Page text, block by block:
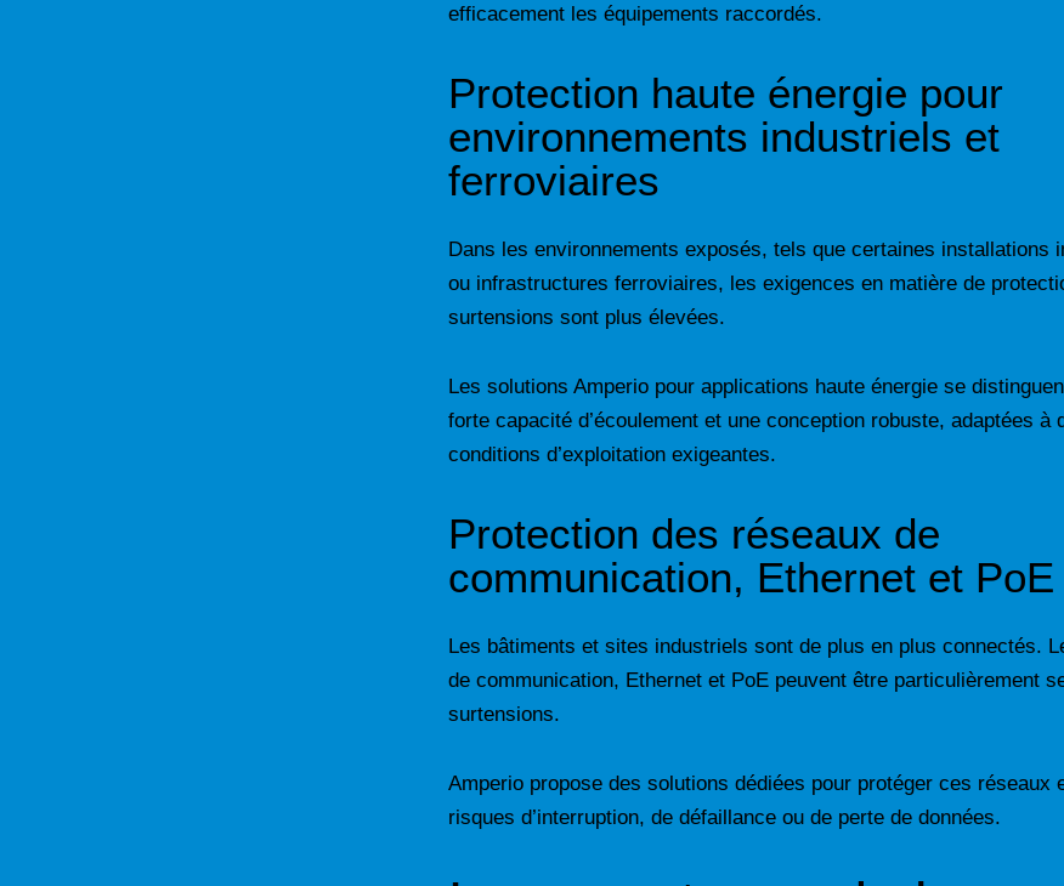
efficacement les équipements raccordés.
Protection haute énergie pour
environnements industriels et
ferroviaires
Dans les environnements exposés, tels que certaines installations
ou infrastructures ferroviaires, les exigences en matière de
surtensions sont plus élevées.
Les solutions Amperio pour applications haute énergie se
forte capacité d’écoulement et une conception robuste, adaptées à
conditions d’exploitation exigeantes.
Protection des réseaux de
communication, Ethernet et PoE
Les bâtiments et sites industriels sont de plus en plus connectés.
de communication, Ethernet et PoE peuvent être particulièrement
surtensions.
Amperio propose des solutions dédiées pour protéger ces réseaux
risques d’interruption, de défaillance ou de perte de données.